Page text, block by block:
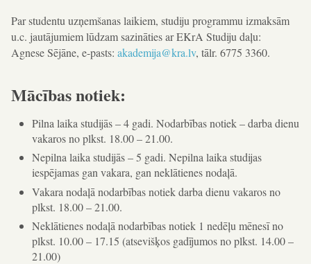
Par studentu uzņemšanas laikiem, studiju programmu izmaksām
u.c. jautājumiem lūdzam sazināties ar EKrA Studiju daļu:
Agnese Sējāne, e-pasts: akademija@kra.lv, tālr. 6775 3360.
Mācības notiek:
Pilna laika studijās – 4 gadi. Nodarbības notiek – darba dienu
vakaros no plkst. 18.00 – 21.00.
Nepilna laika studijās – 5 gadi. Nepilna laika studijas
iespējamas gan vakara, gan neklātienes nodaļā.
Vakara nodaļā nodarbības notiek darba dienu vakaros no
plkst. 18.00 – 21.00.
Neklātienes nodaļā nodarbības notiek 1 nedēļu mēnesī no
plkst. 10.00 – 17.15 (atsevišķos gadījumos no plkst. 14.00 –
21.00)